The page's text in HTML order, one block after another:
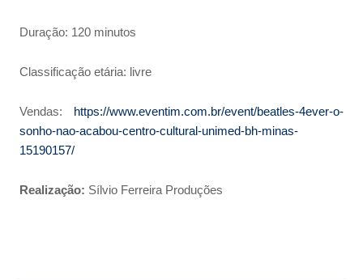
Duração: 120 minutos
Classificação etária: livre
Vendas:
https://www.eventim.com.br/event/beatles-4ever-o-
sonho-nao-acabou-centro-cultural-unimed-bh-minas-
15190157/
Realização: Sílvio Ferreira Produções